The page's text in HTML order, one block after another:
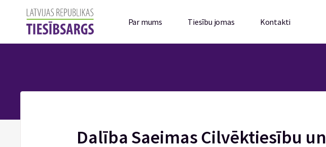
Par mums Tiesību jomas Kontakti
Dalība Saeimas Cilvēktiesību un